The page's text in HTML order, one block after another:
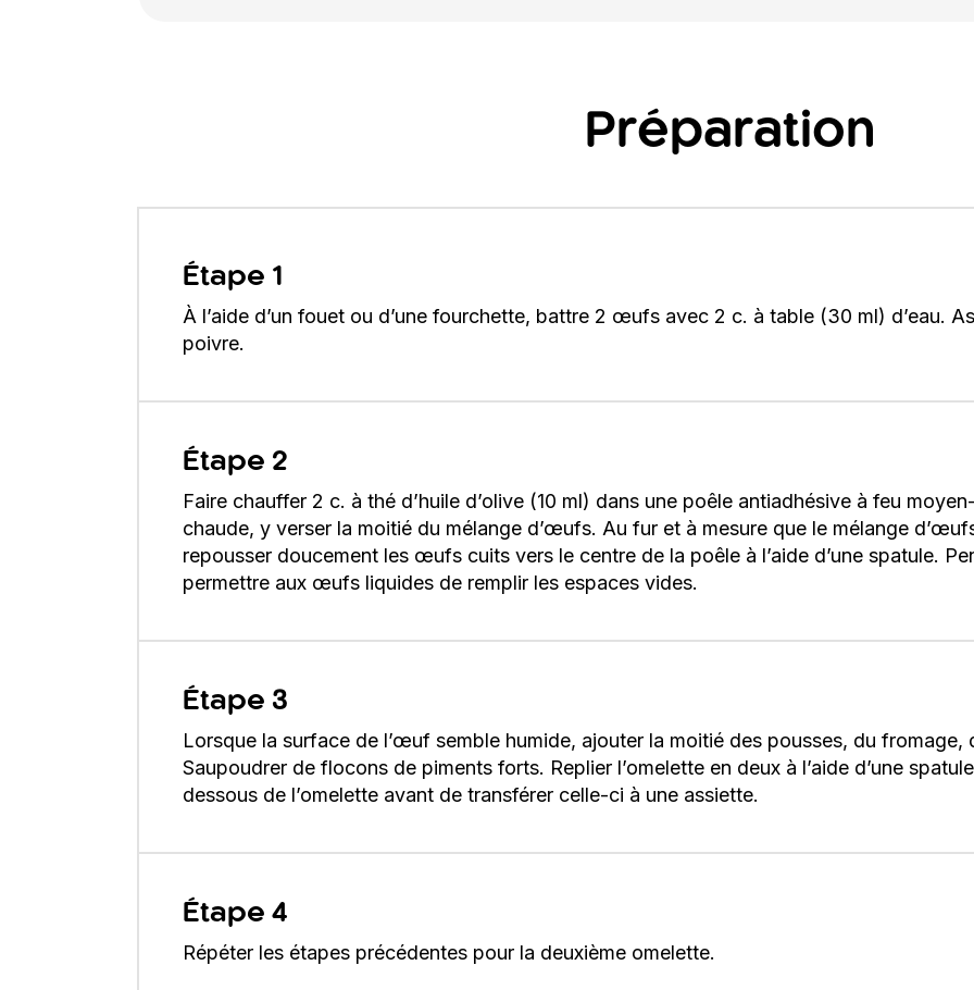
Préparation
Étape 1
À l’aide d’un fouet ou d’une fourchette, battre 2 œufs avec 2 c. à table (30 ml) d’eau.
poivre.
Étape 2
Faire chauffer 2 c. à thé d’huile d’olive (10 ml) dans une poêle antiadhésive à feu
chaude, y verser la moitié du mélange d’œufs. Au fur et à mesure que le mélange
repousser doucement les œufs cuits vers le centre de la poêle à l’aide d’une spatule.
permettre aux œufs liquides de remplir les espaces vides.
Étape 3
Lorsque la surface de l’œuf semble humide, ajouter la moitié des pousses, du
Saupoudrer de flocons de piments forts. Replier l’omelette en deux à l’aide d’une
dessous de l’omelette avant de transférer celle-ci à une assiette.
Étape 4
Répéter les étapes précédentes pour la deuxième omelette.